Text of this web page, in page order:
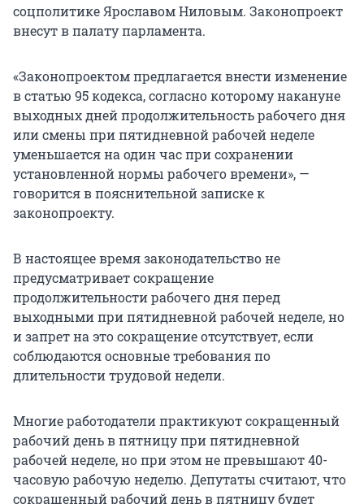
соцполитике Ярославом Ниловым. Законопроект
внесут в палату парламента.
«Законопроектом предлагается внести изменение
в статью 95 кодекса, согласно которому накануне
выходных дней продолжительность рабочего дня
или смены при пятидневной рабочей неделе
уменьшается на один час при сохранении
установленной нормы рабочего времени», —
говорится в пояснительной записке к
законопроекту.
В настоящее время законодательство не
предусматривает сокращение
продолжительности рабочего дня перед
выходными при пятидневной рабочей неделе, но
и запрет на это сокращение отсутствует, если
соблюдаются основные требования по
длительности трудовой недели.
Многие работодатели практикуют сокращенный
рабочий день в пятницу при пятидневной
рабочей неделе, но при этом не превышают 40-
часовую рабочую неделю. Депутаты считают, что
сокращенный рабочий день в пятницу будет